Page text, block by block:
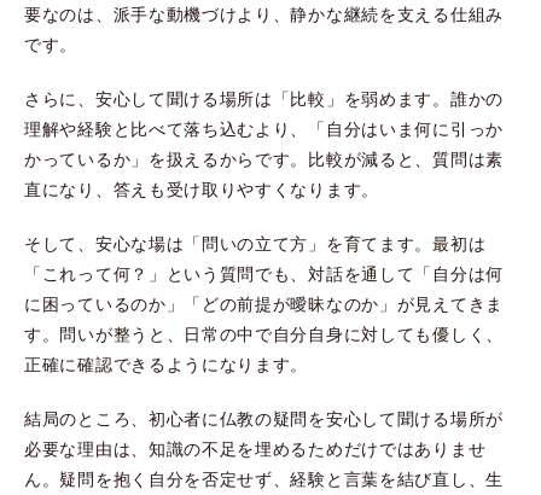
要なのは、派手な動機づけより、静かな継続を支える仕組み
です。
さらに、安心して聞ける場所は「比較」を弱めます。誰かの
理解や経験と比べて落ち込むより、「自分はいま何に引っか
かっているか」を扱えるからです。比較が減ると、質問は素
直になり、答えも受け取りやすくなります。
そして、安心な場は「問いの立て方」を育てます。最初は
「これって何？」という質問でも、対話を通して「自分は何
に困っているのか」「どの前提が曖昧なのか」が見えてきま
す。問いが整うと、日常の中で自分自身に対しても優しく、
正確に確認できるようになります。
結局のところ、初心者に仏教の疑問を安心して聞ける場所が
必要な理由は、知識の不足を埋めるためだけではありませ
ん。疑問を抱く自分を否定せず、経験と言葉を結び直し、生